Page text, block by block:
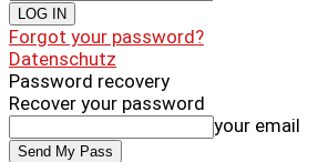
Forgot your password?
Datenschutz
Password recovery
Recover your password
your email